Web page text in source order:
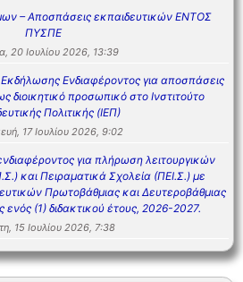
– Αποσπάσεις εκπαιδευτικών ΕΝΤΟΣ
ΠΥΣΠΕ
20 Ιουλίου 2026, 13:39
Ενδιαφέροντος για αποσπάσεις
διοικητικό προσωπικό στο Ινστιτούτο
Πολιτικής (ΙΕΠ)
17 Ιουλίου 2026, 9:02
για πλήρωση λειτουργικών
και Πειραματικά Σχολεία (ΠΕΙ.Σ.) με
Πρωτοβάθμιας και Δευτεροβάθμιας
ενός (1) διδακτικού έτους, 2026-2027.
15 Ιουλίου 2026, 7:38